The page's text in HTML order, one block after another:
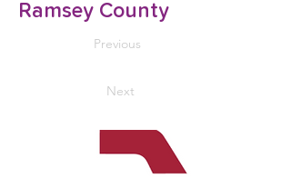
Ramsey County
Previous
Next